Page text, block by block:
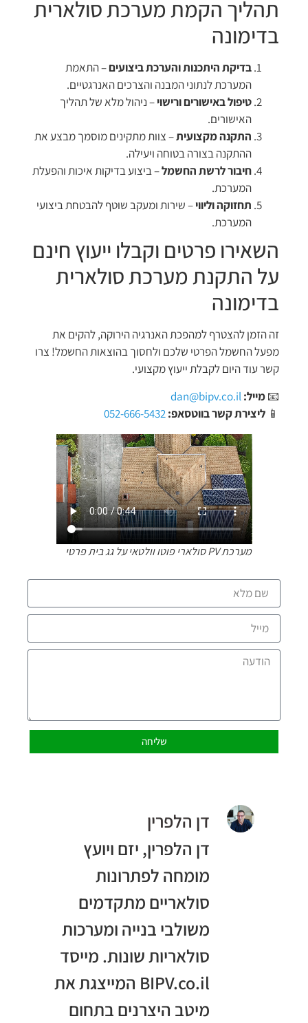
תהליך הקמת מערכת סולארית
בדימונה
בדיקת היתכנות והערכת ביצועים– התאמת
המערכת לנתוני המבנה והצרכים האנרגטיים.
טיפול באישורים ורישוי– ניהול מלא של תהליך
האישורים.
התקנה מקצועית– צוות מתקינים מוסמך מבצע את
ההתקנה בצורה בטוחה ויעילה.
חיבור לרשת החשמל– ביצוע בדיקות איכות והפעלת
המערכת.
תחזוקה וליווי– שירות ומעקב שוטף להבטחת ביצועי
המערכת.
השאירו פרטים וקבלו ייעוץ חינם
על התקנת מערכת סולארית
בדימונה
זה הזמן להצטרף למהפכת האנרגיה הירוקה, להקים את
מפעל החשמל הפרטי שלכם ולחסוך בהוצאות החשמל! צרו
קשר עוד היום לקבלת ייעוץ מקצועי.
📧מייל:dan@bipv.co.il
📱 ליצירת קשר בווטסאפ:052-666-5432
מערכת PV סולארי פוטו וולטאי על גג בית פרטי
שליחה
דן הלפרין
דן הלפרין, יזם ויועץ
מומחה לפתרונות
סולאריים מתקדמים
משולבי בנייה ומערכות
סולאריות שונות. מייסד
BIPV.co.il המייצגת את
מיטב היצרנים בתחום